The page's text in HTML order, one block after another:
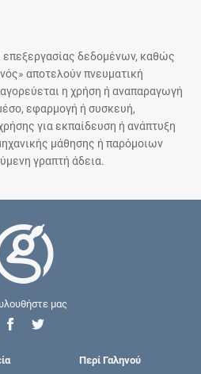
δεδομένων, καθώς
αποτελούν πνευματική
η χρήση ή αναπαραγωγή
εφαρμογή ή συσκευή,
για εκπαίδευση ή ανάπτυξη
μάθησης ή παρόμοιων
γραπτή άδεια.
μας
Περί Γαληνού